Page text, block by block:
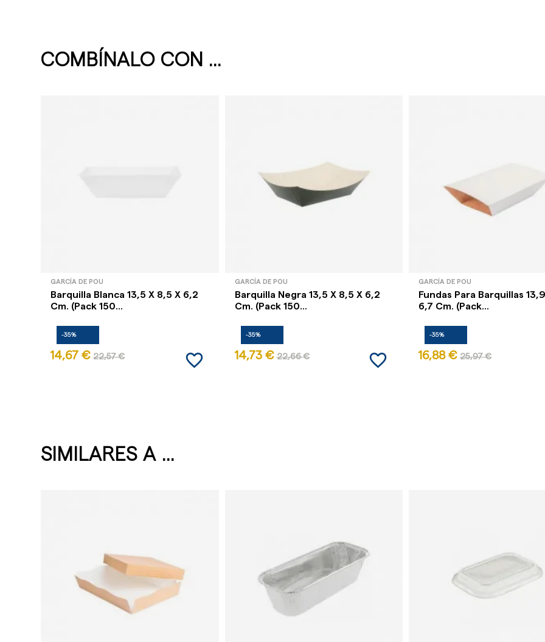
COMBÍNALO CON ...
GARCÍA DE POU
Barquilla Blanca 13,5 X 8,5 X 6,2
Cm. (Pack 150...
-35%
14,67 € 22,57 € favorite_border
GARCÍA DE POU
Barquilla Negra 13,5 X 8,5 X 6,2
Cm. (Pack 150...
-35%
14,73 € 22,66 € favorite_border
GARCÍA DE POU
Fundas Para Barquillas
6,7 Cm. (Pack...
-35%
16,88 € 25,97 €
SIMILARES A ...